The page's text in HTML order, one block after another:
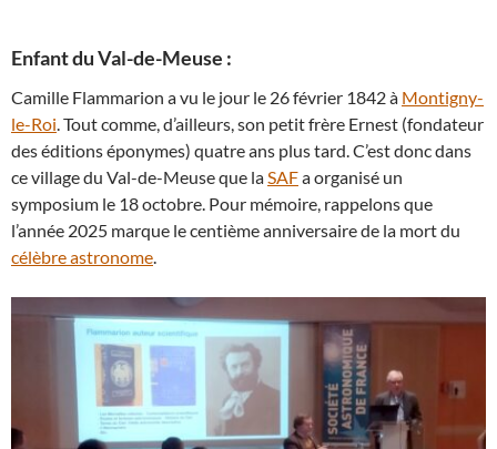
Enfant du Val-de-Meuse :
Camille Flammarion a vu le jour le 26 février 1842 à Montigny-
le-Roi. Tout comme, d’ailleurs, son petit frère Ernest (fondateur
des éditions éponymes) quatre ans plus tard. C’est donc dans
ce village du Val-de-Meuse que laSAFa organisé un
symposium le 18 octobre. Pour mémoire, rappelons que
l’année 2025 marque le centième anniversaire de la mort du
célèbre astronome.